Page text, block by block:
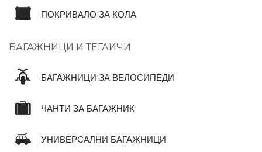
ПОКРИВАЛО ЗА КОЛА
БАГАЖНИЦИ И ТЕГЛИЧИ
БАГАЖНИЦИ ЗА ВЕЛОСИПЕДИ
ЧАНТИ ЗА БАГАЖНИК
УНИВЕРСАЛНИ БАГАЖНИЦИ